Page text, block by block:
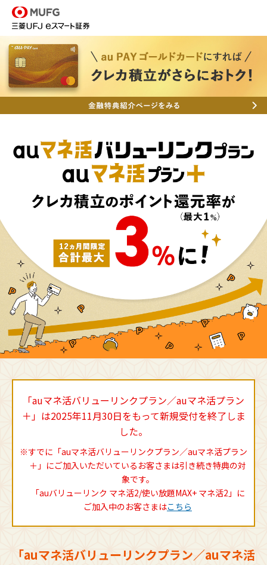
「auマネ活バリューリンクプラン／auマネ活プラン
＋」は2025年11月30日をもって新規受付を終了しま
した。
※すでに「auマネ活バリューリンクプラン／auマネ活プラン
＋」にご加入いただいているお客さまは引き続き特典の対
象です。
「auバリューリンク マネ活2/使い放題MAX+ マネ活2」に
ご加入中のお客さまはこちら
「auマネ活バリューリンクプラン／auマネ活